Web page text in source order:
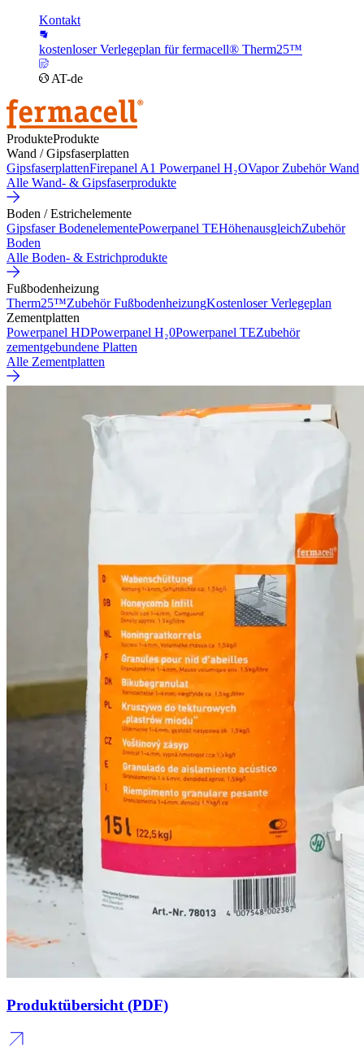
Kontakt
kostenloser Verlegeplan für fermacell® Therm25™
AT-de
ProdukteProdukte
Wand / Gipsfaserplatten
GipsfaserplattenFirepanel A1 Powerpanel H₂OVapor Zubehör Wand
Alle Wand- & Gipsfaserprodukte
Boden / Estrichelemente
Gipsfaser BodenelementePowerpanel TEHöhenausgleichZubehör
Boden
Alle Boden- & Estrichprodukte
Fußbodenheizung
Therm25™Zubehör FußbodenheizungKostenloser Verlegeplan
Zementplatten
Powerpanel HDPowerpanel H₂0Powerpanel TEZubehör
zementgebundene Platten
Alle Zementplatten
Produktübersicht (PDF)